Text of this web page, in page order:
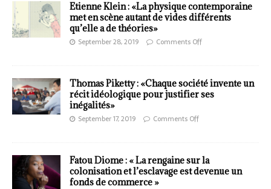
Etienne Klein : «La physique contemporaine
met en scène autant de vides différents
qu’elle a de théories»
September 28, 2019 Comments Off
Thomas Piketty : «Chaque société invente un
récit idéologique pour justifier ses
inégalités»
September 17, 2019 Comments Off
Fatou Diome : « La rengaine sur la
colonisation et l’esclavage est devenue un
fonds de commerce »